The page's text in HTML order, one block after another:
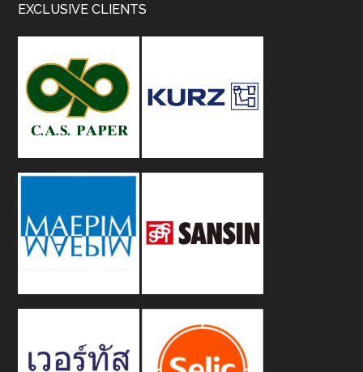
Footer
EXCLUSIVE CLIENTS